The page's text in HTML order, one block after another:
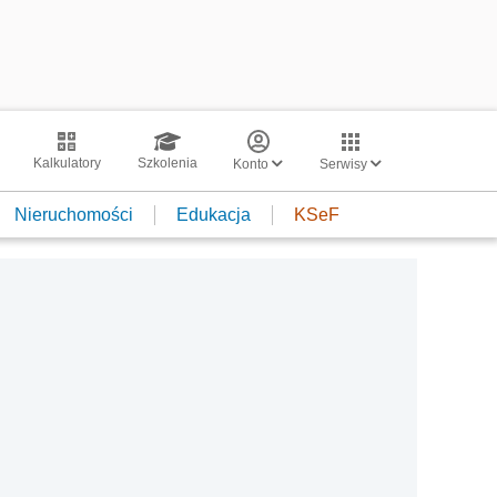
Kalkulatory Szkolenia Konto Serwisy
Nieruchomości Edukacja KSeF